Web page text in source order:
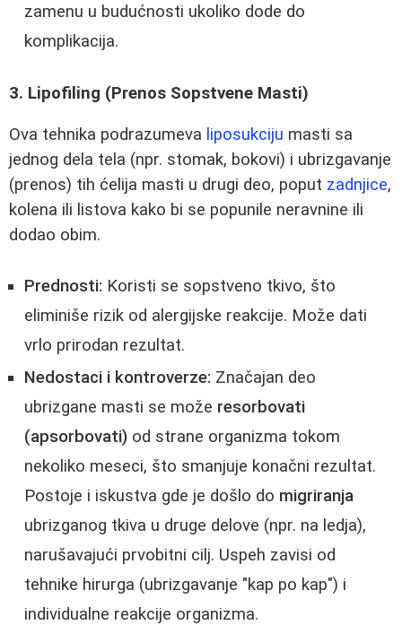
zamenu u budućnosti ukoliko dode do
komplikacija.
3. Lipofiling (Prenos Sopstvene Masti)
Ova tehnika podrazumeva liposukciju masti sa
jednog dela tela (npr. stomak, bokovi) i ubrizgavanje
(prenos) tih ćelija masti u drugi deo, poput zadnjice,
kolena ili listova kako bi se popunile neravnine ili
dodao obim.
Prednosti: Koristi se sopstveno tkivo, što
eliminiše rizik od alergijske reakcije. Može dati
vrlo prirodan rezultat.
Nedostaci i kontroverze: Značajan deo
ubrizgane masti se može resorbovati
(apsorbovati) od strane organizma tokom
nekoliko meseci, što smanjuje konačni rezultat.
Postoje i iskustva gde je došlo do migriranja
ubrizganog tkiva u druge delove (npr. na ledja),
narušavajući prvobitni cilj. Uspeh zavisi od
tehnike hirurga (ubrizgavanje "kap po kap") i
individualne reakcije organizma.